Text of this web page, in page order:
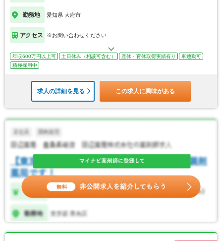
勤務地 愛知県 大府市
アクセス ※お問い合わせください
年収600万円以上可 土日休み（相談可含む） 産休・育休取得実績有り
車通勤可
積極採用中
求人の詳細を見る この求人に興味がある